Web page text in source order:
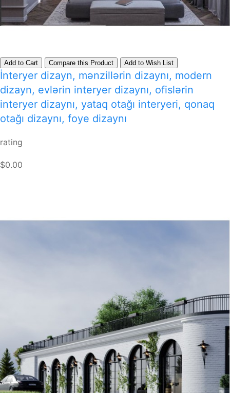
Add to Cart Compare this Product Add to Wish List
İnteryer dizayn, mənzillərin dizaynı, modern
dizayn, evlərin interyer dizaynı, ofislərin
interyer dizaynı, yataq otağı interyeri, qonaq
otağı dizaynı, foye dizaynı
rating
$0.00